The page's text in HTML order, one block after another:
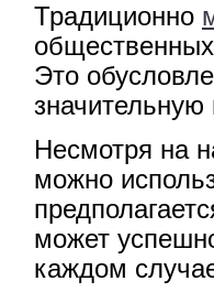
Традиционно
Это
значительную
Несмотря на
можно
может
каждом